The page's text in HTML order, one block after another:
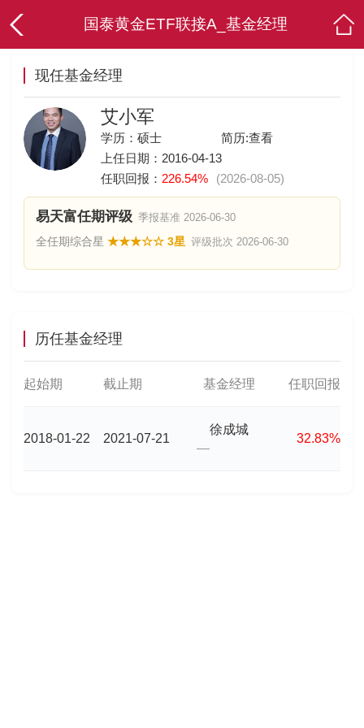
国泰黄金ETF联接A_基金经理
现任基金经理
艾小军
学历：硕士 简历:查看
上任日期：2016-04-13
任职回报： 226.54% (2026-08-05)
易天富任期评级 季报基准 2026-06-30
全任期综合星 ★★★☆☆ 3星 评级批次 2026-06-30
历任基金经理
起始期 截止期 基金经理 任职回报
2018-01-22 2021-07-21
徐成城
—
32.83%